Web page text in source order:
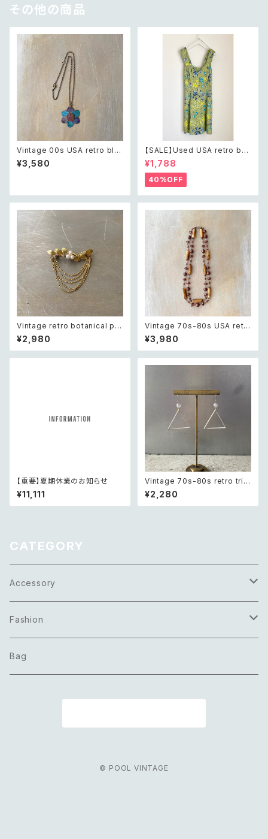
その他の商品
Vintage 00s USA retro blu
e painted botanical flower
design necklace レトロ アメ
ワー デザイン ネックレス
¥3,580
【SALE】Used USA retro bot
anical flower salopette sh
ort pants レトロ アメリカ ユー
ズド 古着 ライトグリーン ボタニ
カル フラワー サロペット ショー
トパンツ
¥1,788
40%OFF
Vintage retro botanical pe
arl×bijou brooch レトロ ヴィ
ンテージ アクセサリー ボタニカ
ル パール×ビジュー ドレープ チ
¥2,980
Vintage 70s-80s USA retr
o classical beads necklac
e レトロ アメリカ ヴィンテージ
アクセサリー クラシカル ビーズ
¥3,980
【重要】夏期休業のお知らせ
¥11,111
Vintage 70s-80s retro tria
ngle design beads pierce
レトロ ヴィンテージ アクセサリ
ー トライアングル デザイン ビー
¥2,280
CATEGORY
Accessory
Necklace
Pierce
Fashion
Tops
Bag
© POOL VINTAGE